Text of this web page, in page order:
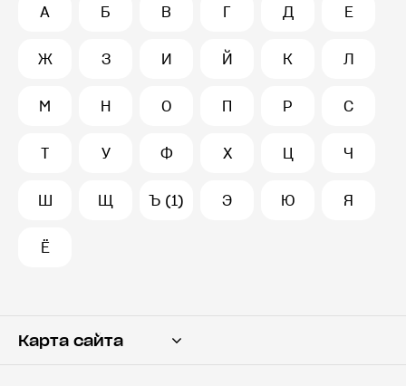
А Б В Г Д Е
Ж З И Й К Л
М Н О П Р С
Т У Ф Х Ц Ч
Ш Щ Ъ (1) Э Ю Я
Ё
Карта сайта